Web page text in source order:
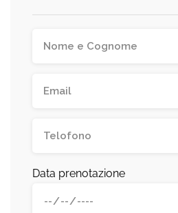
Data prenotazione